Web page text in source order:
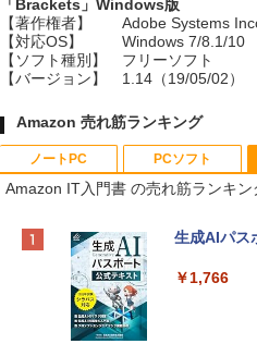
「Brackets」Windows版
【著作権者】
Adobe Systems
【対応OS】
Windows 7/8.1/10
【ソフト種別】
フリーソフト
【バージョン】
1.14（19/05/02）
Amazon 売れ筋ランキング
ノートPC
Apple
e
PCソフト
Robloxギ
インゲーム
Amazon IT入門書 の売れ筋ランキン
生成AIパス
￥1,766